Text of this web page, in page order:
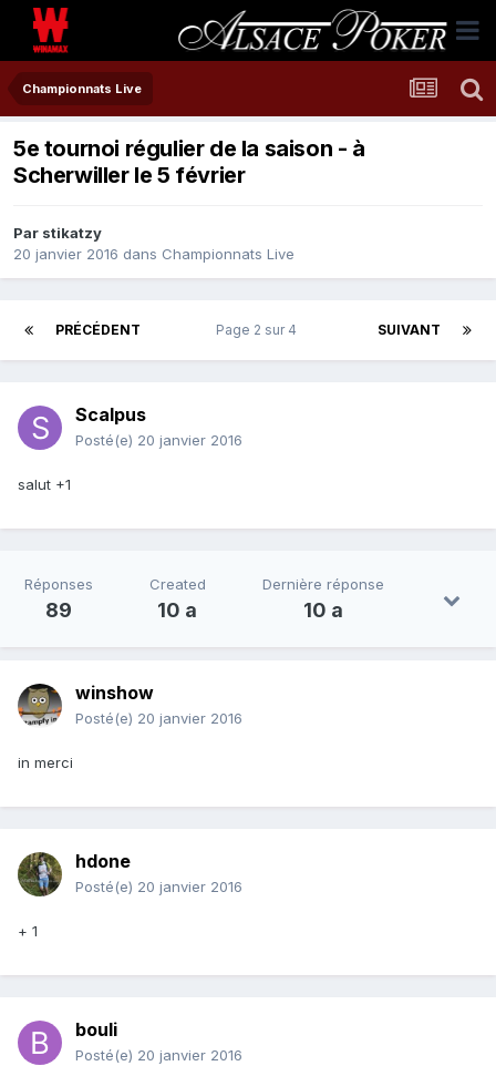
Championnats Live
5e tournoi régulier de la saison - à
Scherwiller le 5 février
Par stikatzy
20 janvier 2016 dans Championnats Live
PRÉCÉDENT SUIVANT
Page 2 sur 4
Scalpus
Posté(e) 20 janvier 2016
salut +1
Réponses
89
Created
10 a
Dernière réponse
10 a
winshow
Posté(e) 20 janvier 2016
in merci
hdone
Posté(e) 20 janvier 2016
+ 1
bouli
Posté(e) 20 janvier 2016